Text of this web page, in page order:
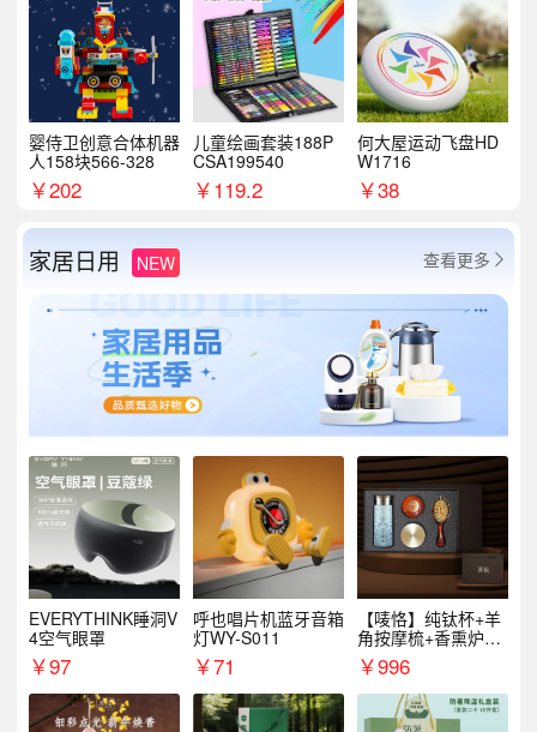
婴侍卫创意合体机器
人158块566-328
￥202
儿童绘画套装188P
CSA199540
￥119.2
何大屋运动飞盘HD
W1716
￥38
家居日用 NEW 查看更多 
EVERYTHINK睡洞V
4空气眼罩
￥97
呼也唱片机蓝牙音箱
灯WY-S011
￥71
【唛恪】纯钛杯+羊
角按摩梳+香熏炉
+气垫梳
￥996